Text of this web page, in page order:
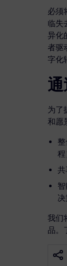
必须
临失
异化
者驱
字化
为了
和愿
程
共
我们
品。